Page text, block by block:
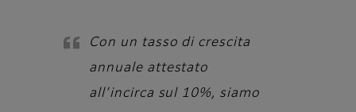
Con un tasso di crescita
annuale attestato
all’incirca sul 10%, siamo